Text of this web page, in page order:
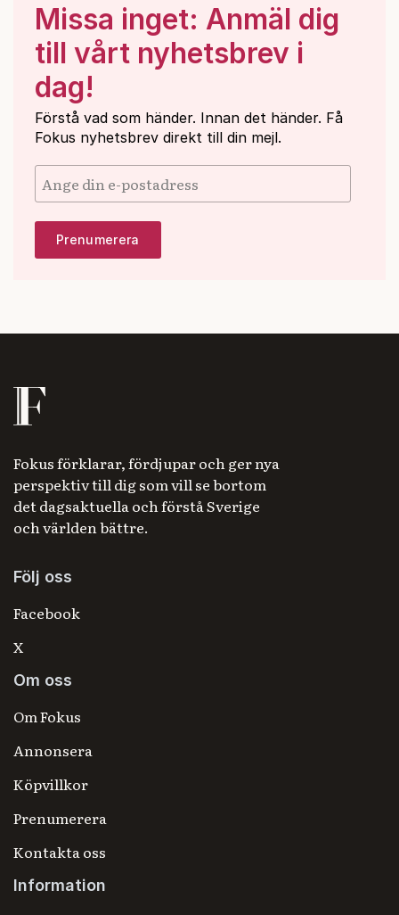
Missa inget: Anmäl dig
till vårt nyhetsbrev i
dag!
Förstå vad som händer. Innan det händer. Få
Fokus nyhetsbrev direkt till din mejl.
Fokus förklarar, fördjupar och ger nya
perspektiv till dig som vill se bortom
det dagsaktuella och förstå Sverige
och världen bättre.
Följ oss
Facebook
X
Om oss
Om Fokus
Annonsera
Köpvillkor
Prenumerera
Kontakta oss
Information